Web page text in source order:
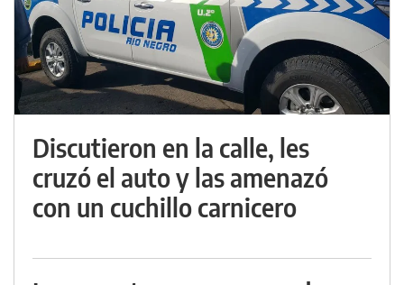
Discutieron en la calle, les
cruzó el auto y las amenazó
con un cuchillo carnicero